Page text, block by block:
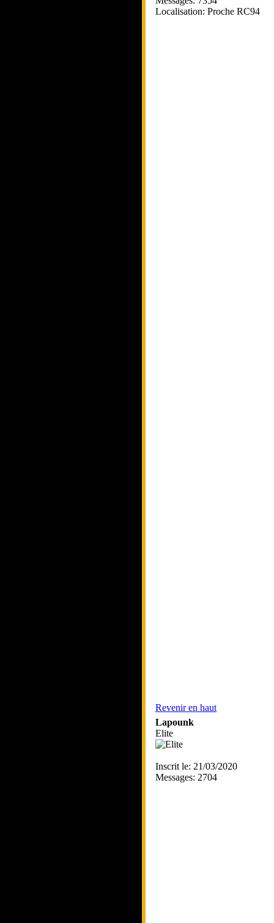
Localisation: Proche RC94
Revenir en haut
Lapounk
Elite
Inscrit le: 21/03/2020
Messages: 2704